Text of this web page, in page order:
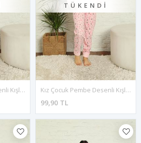
Kız Çocuk Pembe Desenli Kışlık Polar Pijama Takımı 13F-20039
TÜKENDI
Kız Çocuk Pembe Desenli Kışlık Polar Pijama Takımı 13F-20040
99,90 TL